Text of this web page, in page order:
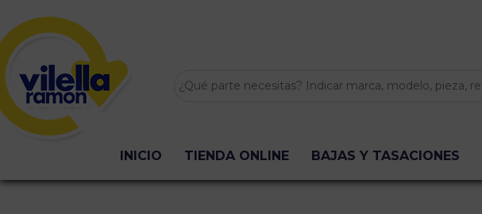
INICIO TIENDA ONLINE BAJAS Y TASACIONES